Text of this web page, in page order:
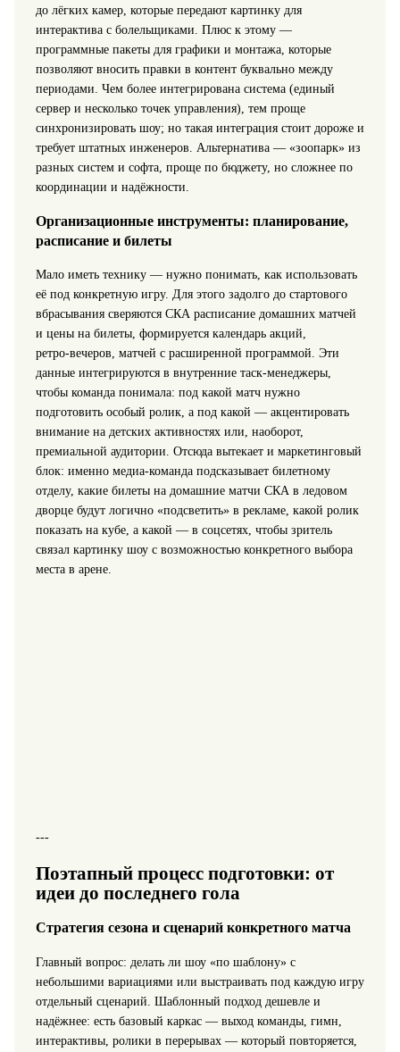
до лёгких камер, которые передают картинку для
интерактива с болельщиками. Плюс к этому —
программные пакеты для графики и монтажа, которые
позволяют вносить правки в контент буквально между
периодами. Чем более интегрирована система (единый
сервер и несколько точек управления), тем проще
синхронизировать шоу; но такая интеграция стоит дороже и
требует штатных инженеров. Альтернатива — «зоопарк» из
разных систем и софта, проще по бюджету, но сложнее по
координации и надёжности.
Организационные инструменты: планирование,
расписание и билеты
Мало иметь технику — нужно понимать, как использовать
её под конкретную игру. Для этого задолго до стартового
вбрасывания сверяются СКА расписание домашних матчей
и цены на билеты, формируется календарь акций,
ретро‑вечеров, матчей с расширенной программой. Эти
данные интегрируются в внутренние таск‑менеджеры,
чтобы команда понимала: под какой матч нужно
подготовить особый ролик, а под какой — акцентировать
внимание на детских активностях или, наоборот,
премиальной аудитории. Отсюда вытекает и маркетинговый
блок: именно медиа-команда подсказывает билетному
отделу, какие билеты на домашние матчи СКА в ледовом
дворце будут логично «подсветить» в рекламе, какой ролик
показать на кубе, а какой — в соцсетях, чтобы зритель
связал картинку шоу с возможностью конкретного выбора
места в арене.
---
Поэтапный процесс подготовки: от
идеи до последнего гола
Стратегия сезона и сценарий конкретного матча
Главный вопрос: делать ли шоу «по шаблону» с
небольшими вариациями или выстраивать под каждую игру
отдельный сценарий. Шаблонный подход дешевле и
надёжнее: есть базовый каркас — выход команды, гимн,
интерактивы, ролики в перерывах — который повторяется,